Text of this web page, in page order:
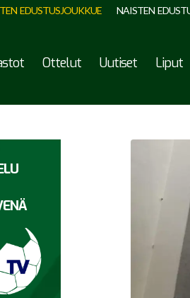
EDUSTUSJOUKKUE NAISTEN
Ottelut Uutiset Liput